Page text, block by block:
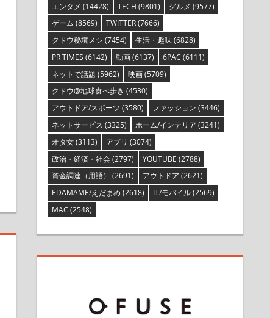
エンタメ (14428) TECH (9801) グルメ (9577)
ゲーム (8569) TWITTER(7666)
クドウ秘境メシ (7454) 生活・趣味(6828)
PR TIMES (6142) 動画(6137) 6PAC (6111)
ネットで話題 (5962) 映画(5709)
クドウ@地球食べ歩き (4530)
アウトドア/スポーツ (3580) ファッション (3446)
ネットサービス (3325) ホーム/インテリア (3241)
オタ女(3113) アプリ (3074)
政治・経済・社会(2797) YOUTUBE (2788)
資金調達（用語） (2691) アウトドア (2621)
EDAMAME/えだまめ (2618) IT/モバイル(2569)
MAC (2548)